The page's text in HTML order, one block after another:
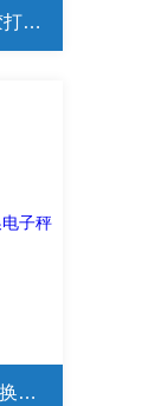
上海英展AWH-SA可连接不干胶打印机电子秤
上海英展ALH-7.5kg多种单位变换电子秤